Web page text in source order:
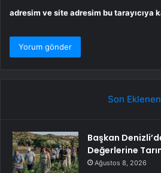
adresim ve site adresim bu tarayıcıya
Son Eklenen
Başkan
Değerlerine
Ağustos 8, 2026